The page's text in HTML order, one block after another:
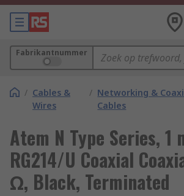
Fabrikantnummer
/ Cables &
Wires
/ Networking &
Cables
Atem N Type Series, 1
RG214/U Coaxial
Ω, Black, Terminated